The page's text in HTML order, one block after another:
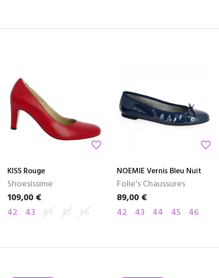
favorite_border
KISS Rouge
Shoesissime
Prix
109,00 €
42
43 44 45 46
favorite_border
NOEMIE Vernis Bleu Nuit
Folie's Chaussures
Prix
89,00 €
42
43 44 45 46